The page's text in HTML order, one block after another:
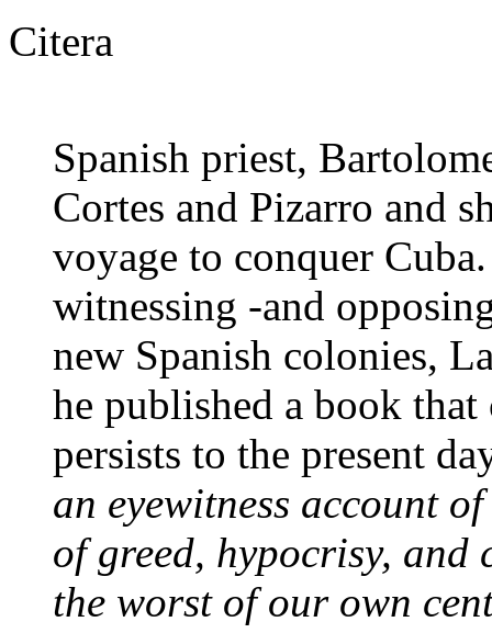
Citera
Spanish priest,
Cortes and Pizarro and
voyage to conquer
witnessing -and
new Spanish colonies,
he published a book
persists to the present
an eyewitness account
of greed, hypocrisy, and
the worst of our own